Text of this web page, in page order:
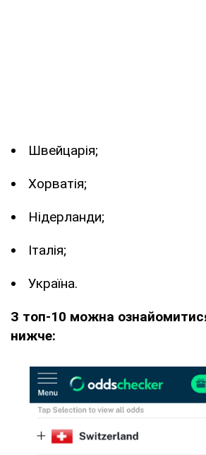
Швейцарія;
Хорватія;
Нідерланди;
Італія;
Україна.
З топ-10 можна
нижче: